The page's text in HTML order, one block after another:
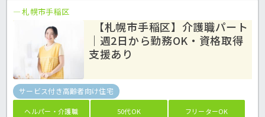
札幌市手稲区
【札幌市手稲区】介護職パート
｜週2日から勤務OK・資格取得
支援あり
サービス付き高齢者向け住宅
ヘルパー・介護職 50代OK フリーターOK